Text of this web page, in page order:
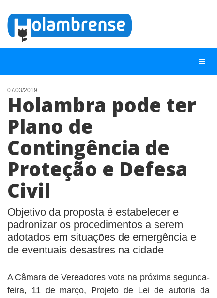
NOTÍCIAS
LISTA DIGITAL
TELEFONES ÚTEIS
ANUNCIE
07/03/2019
Holambra pode ter
Plano de
Contingência de
Proteção e Defesa
Civil
Objetivo da proposta é estabelecer e
padronizar os procedimentos a serem
adotados em situações de emergência e
de eventuais desastres na cidade
A Câmara de Vereadores vota na próxima segunda-
feira, 11 de março, Projeto de Lei de autoria da